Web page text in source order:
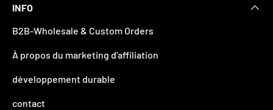
INFO
B2B-Wholesale & Custom Orders
À propos du marketing d'affiliation
développement durable
contact